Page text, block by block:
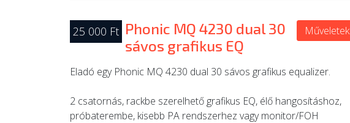
25 000 Ft Phonic MQ 4230 dual 30
sávos grafikus EQ
Műveletek
Eladó egy Phonic MQ 4230 dual 30 sávos grafikus equalizer.
2 csatornás, rackbe szerelhető grafikus EQ, élő hangosításhoz,
próbaterembe, kisebb PA rendszerhez vagy monitor/FOH